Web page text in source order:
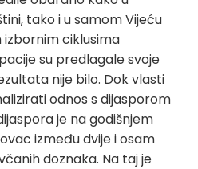
tako i u samom Vijeću
izbornim ciklusima
su predlagale svoje
nije bilo. Dok vlasti
odnos s dijasporom
je na godišnjem
između dvije i osam
doznaka. Na taj je